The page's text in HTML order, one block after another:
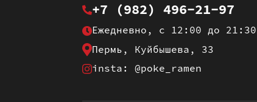
+7 (982) 496-21-97
Ежедневно, с 12:00 до 21:30
Пермь, Куйбышева, 33
insta: @poke_ramen